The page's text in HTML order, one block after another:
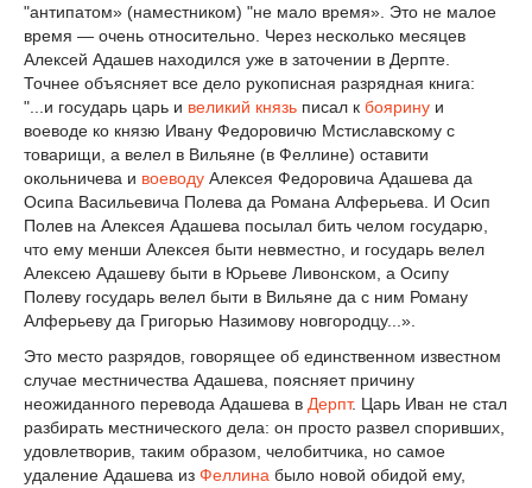
"антипатом» (наместником) "не мало время». Это не малое
время — очень относительно. Через несколько месяцев
Алексей Адашев находился уже в заточении в Дерпте.
Точнее объясняет все дело рукописная разрядная книга:
"...и государь царь и великий князь писал к боярину и
воеводе ко князю Ивану Федоровичю Мстиславскому с
товарищи, а велел в Вильяне (в Феллине) оставити
окольничева и воеводу Алексея Федоровича Адашева да
Осипа Васильевича Полева да Романа Алферьева. И Осип
Полев на Алексея Адашева посылал бить челом государю,
что ему менши Алексея быти невместно, и государь велел
Алексею Адашеву быти в Юрьеве Ливонском, а Осипу
Полеву государь велел быти в Вильяне да с ним Роману
Алферьеву да Григорью Назимову новгородцу...».
Это место разрядов, говорящее об единственном известном
случае местничества Адашева, поясняет причину
неожиданного перевода Адашева в Дерпт. Царь Иван не стал
разбирать местнического дела: он просто развел споривших,
удовлетворив, таким образом, челобитчика, но самое
удаление Адашева из Феллина было новой обидой ему,